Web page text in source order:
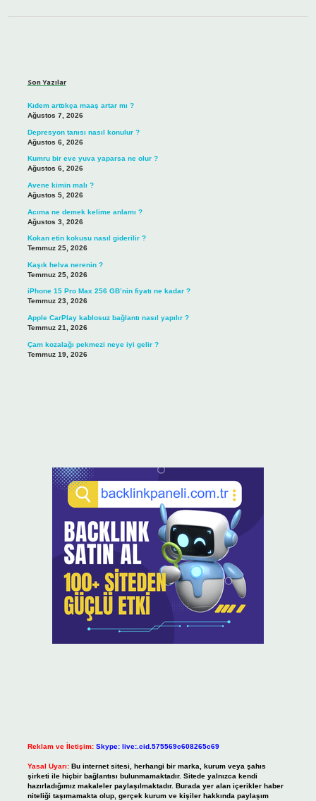
Son Yazılar
Kıdem arttıkça maaş artar mı ?
Ağustos 7, 2026
Depresyon tanısı nasıl konulur ?
Ağustos 6, 2026
Kumru bir eve yuva yaparsa ne olur ?
Ağustos 6, 2026
Avene kimin malı ?
Ağustos 5, 2026
Acıma ne demek kelime anlamı ?
Ağustos 3, 2026
Kokan etin kokusu nasıl giderilir ?
Temmuz 25, 2026
Kaşık helva nerenin ?
Temmuz 25, 2026
iPhone 15 Pro Max 256 GB’nin fiyatı ne kadar ?
Temmuz 23, 2026
Apple CarPlay kablosuz bağlantı nasıl yapılır ?
Temmuz 21, 2026
Çam kozalağı pekmezi neye iyi gelir ?
Temmuz 19, 2026
Reklam ve İletişim: Skype: live:.cid.575569c608265c69
Yasal Uyarı: Bu internet sitesi, herhangi bir marka, kurum veya şahıs
şirketi ile hiçbir bağlantısı bulunmamaktadır. Sitede yalnızca kendi
hazırladığımız makaleler paylaşılmaktadır. Burada yer alan içerikler haber
niteliği taşımamakta olup, gerçek kurum ve kişiler hakkında paylaşım